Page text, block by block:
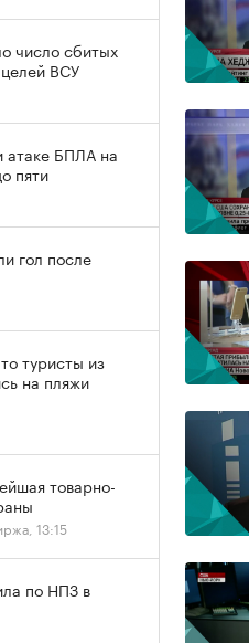
число сбитых
ВСУ
атаке БПЛА на
пяти
гол после
туристы из
на пляжи
товарно-
13:15
по НПЗ в